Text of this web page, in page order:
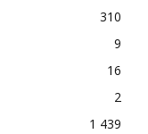
310
9
16
2
1 439